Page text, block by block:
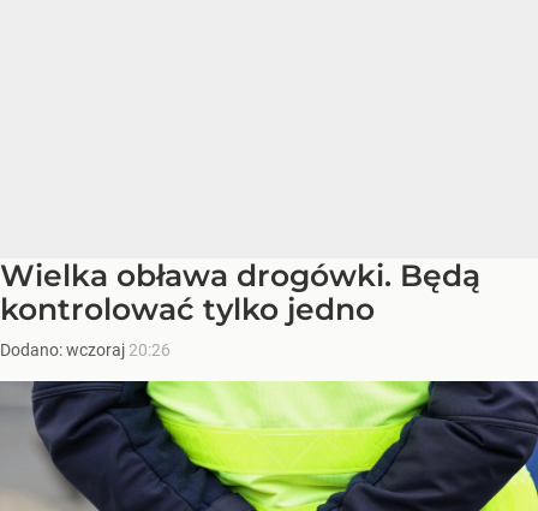
Wielka obława drogówki. Będą
kontrolować tylko jedno
Dodano:wczoraj 20:26